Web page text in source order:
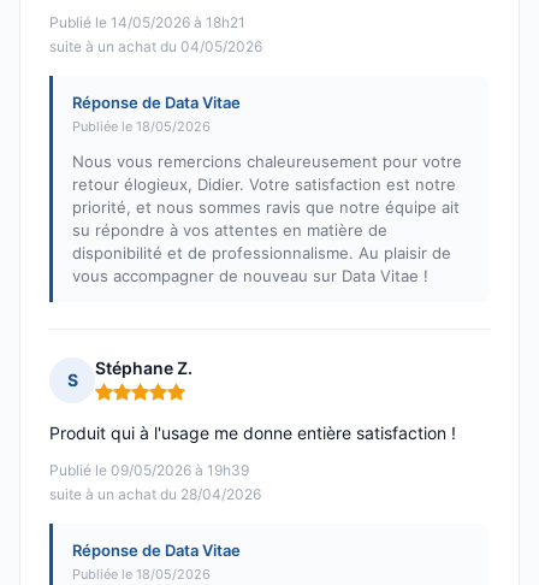
Publié le 14/05/2026 à 18h21
suite à un achat du 04/05/2026
Réponse de Data Vitae
Publiée le 18/05/2026
Nous vous remercions chaleureusement pour votre
retour élogieux, Didier. Votre satisfaction est notre
priorité, et nous sommes ravis que notre équipe ait
su répondre à vos attentes en matière de
disponibilité et de professionnalisme. Au plaisir de
vous accompagner de nouveau sur Data Vitae !
S
Stéphane Z.
Note : 5 sur 5
Publié le 09/05/2026 à 19h39
suite à un achat du 28/04/2026
Produit qui à l'usage me donne entière satisfaction !
Réponse de Data Vitae
Publiée le 18/05/2026